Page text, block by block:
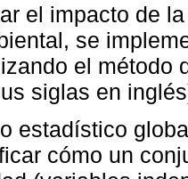
el impacto de
se
el método
siglas en
estadístico
cómo un